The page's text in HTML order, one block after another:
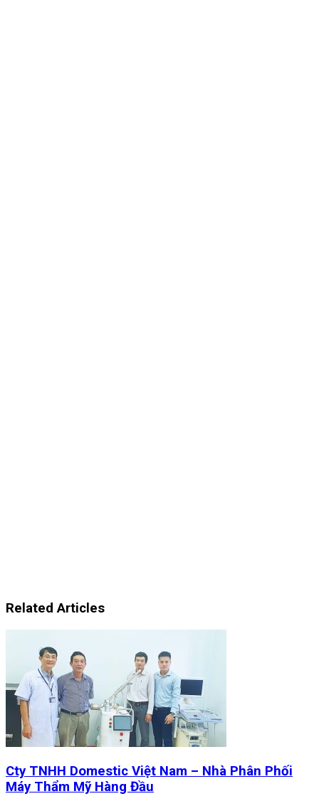
Related Articles
Cty TNHH Domestic Việt Nam – Nhà Phân Phối
Máy Thẩm Mỹ Hàng Đầu